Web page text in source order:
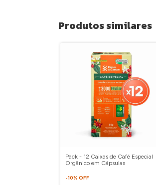
Produtos similares
Pack - 12 Caixas de Café Especial
Orgânico em Cápsulas
-10% OFF